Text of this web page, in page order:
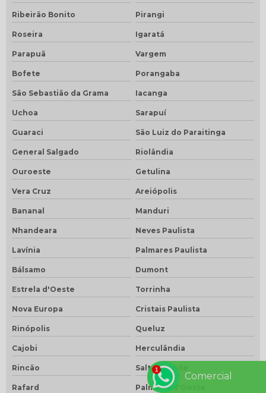
Ribeirão Bonito Pirangi
Roseira Igaratá
Parapuã Vargem
Bofete Porangaba
São Sebastião da Grama Iacanga
Uchoa Sarapuí
Guaraci São Luiz do Paraitinga
General Salgado Riolândia
Ouroeste Getulina
Vera Cruz Areiópolis
Bananal Manduri
Nhandeara Neves Paulista
Lavínia Palmares Paulista
Bálsamo Dumont
Estrela d'Oeste Torrinha
Nova Europa Cristais Paulista
Rinópolis Queluz
Cajobi Herculândia
Rincão Salto Grande
Rafard Palmeira d'Oeste
Comercial